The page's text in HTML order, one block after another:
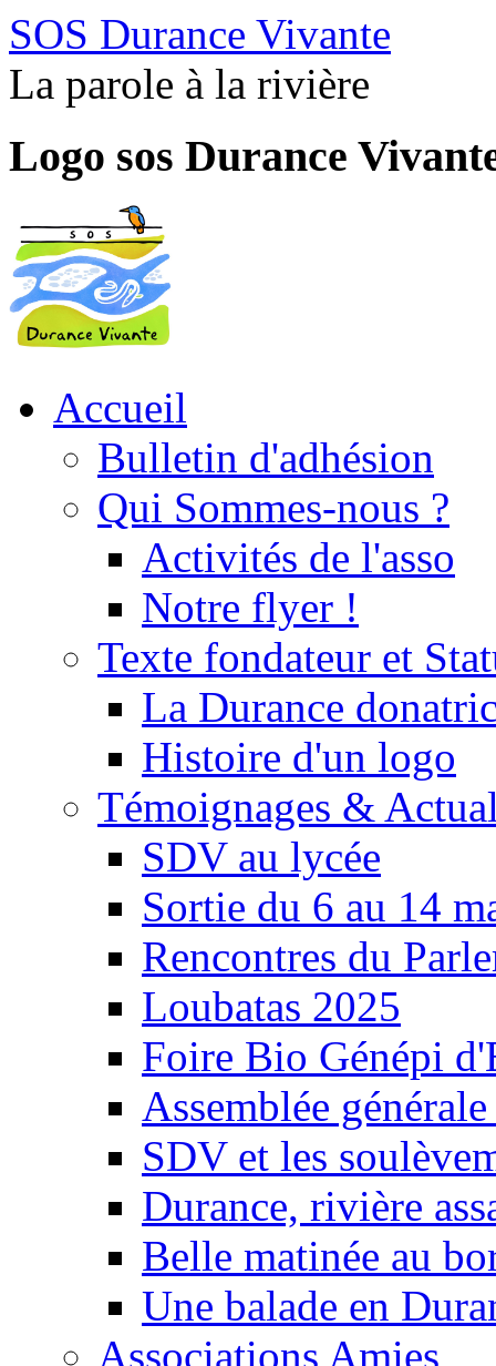
SOS Durance Vivante
La parole à la rivière
Logo sos Durance
Accueil
Bulletin d'adhésion
Qui Sommes-nous ?
Activités de l'asso
Notre flyer !
Texte fondateur et
La Durance
Histoire d'un logo
Témoignages &
SDV au lycée
Sortie du 6 au 14
Rencontres du
Loubatas 2025
Foire Bio Génépi
Assemblée
SDV et les
Durance, rivière
Belle matinée au
Une balade en
Associations Amies